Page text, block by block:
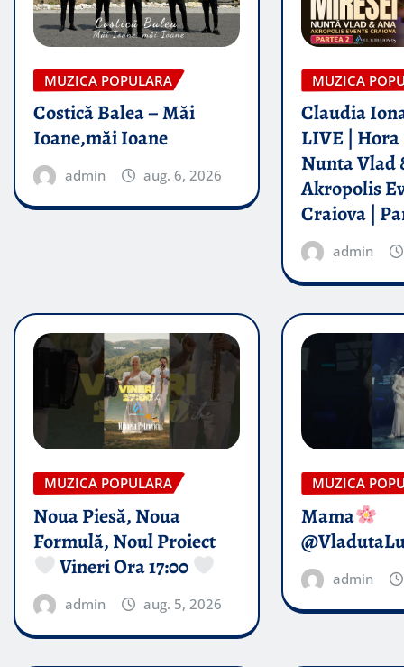
MUZICA POPULARA
Costică Balea – Măi
Ioane,măi Ioane
admin aug. 6, 2026
MUZICA
Claudia
LIVE |
Nunta Vlad
Akropolis
Craiova |
admin
MUZICA POPULARA
Noua Piesă, Noua
Formulă, Noul Proiect
Vineri Ora 17:00
admin aug. 5, 2026
MUZICA
Mama
admin